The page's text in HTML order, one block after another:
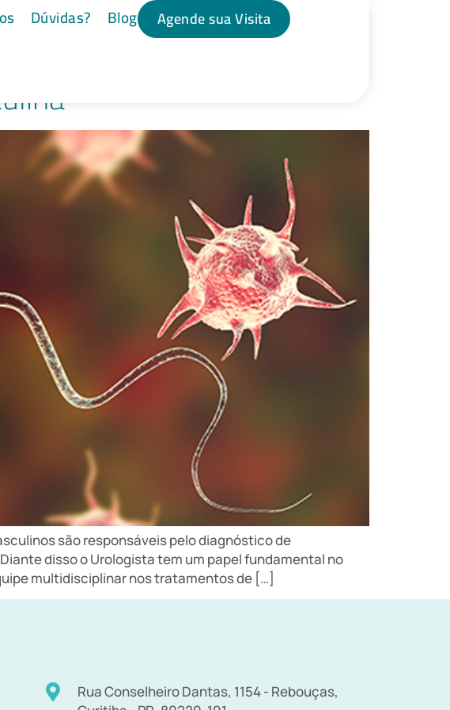
Dúvidas? Blog Agende sua Visita
são responsáveis pelo diagnóstico de
disso o Urologista tem um papel fundamental no
multidisciplinar nos tratamentos de […]
Rua Conselheiro Dantas, 1154 - Rebouças,